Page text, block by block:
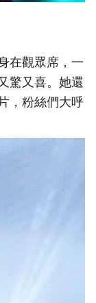
在觀眾席，一
驚又喜。她還
，粉絲們大呼